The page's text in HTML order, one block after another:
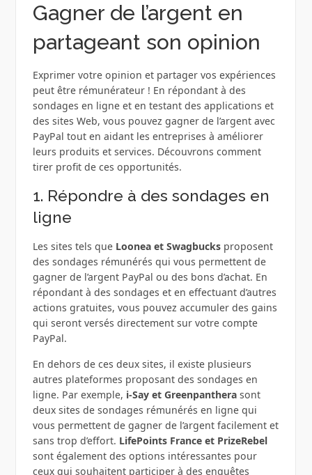
Gagner de l’argent en
partageant son opinion
Exprimer votre opinion et partager vos expériences
peut être rémunérateur ! En répondant à des
sondages en ligne et en testant des applications et
des sites Web, vous pouvez gagner de l’argent avec
PayPal tout en aidant les entreprises à améliorer
leurs produits et services. Découvrons comment
tirer profit de ces opportunités.
1. Répondre à des sondages en
ligne
Les sites tels que Loonea et Swagbucksproposent
des sondages rémunérés qui vous permettent de
gagner de l’argent PayPal ou des bons d’achat. En
répondant à des sondages et en effectuant d’autres
actions gratuites, vous pouvez accumuler des gains
qui seront versés directement sur votre compte
PayPal.
En dehors de ces deux sites, il existe plusieurs
autres plateformes proposant des sondages en
ligne. Par exemple, i-Say et Greenpantherasont
deux sites de sondages rémunérés en ligne qui
vous permettent de gagner de l’argent facilement et
sans trop d’effort. LifePoints France et PrizeRebel
sont également des options intéressantes pour
ceux qui souhaitent participer à des enquêtes